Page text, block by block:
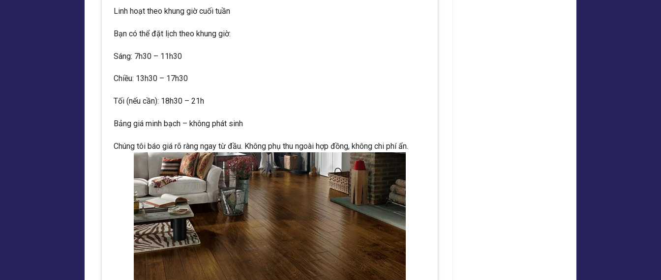
Linh hoạt theo khung giờ cuối tuần
Bạn có thể đặt lịch theo khung giờ:
Sáng: 7h30 – 11h30
Chiều: 13h30 – 17h30
Tối (nếu cần): 18h30 – 21h
Bảng giá minh bạch – không phát sinh
Chúng tôi báo giá rõ ràng ngay từ đầu. Không phụ thu ngoài hợp đồng, không chi phí ẩn.